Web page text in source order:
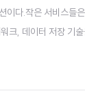
다.작은 서비스들
크, 데이터 저장 기